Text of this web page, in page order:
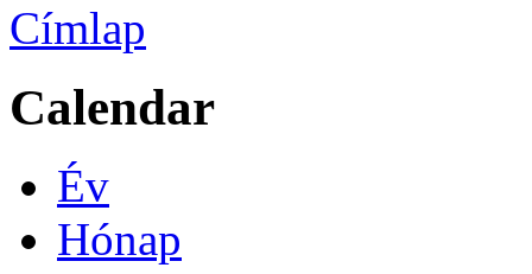
Címlap
Calendar
Év
Hónap